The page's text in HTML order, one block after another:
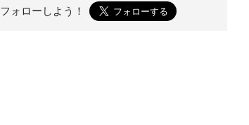
フォローしよう！